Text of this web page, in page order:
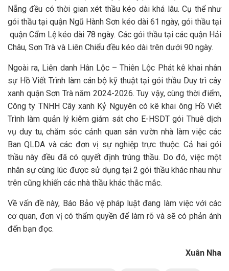
Nẵng đều có thời gian xét thầu kéo dài khá lâu. Cụ thể như
gói thầu tại quận Ngũ Hành Sơn kéo dài 61 ngày, gói thầu tại
quận Cẩm Lệ kéo dài 78 ngày. Các gói thầu tại các quận Hải
Châu, Sơn Trà và Liên Chiểu đều kéo dài trên dưới 90 ngày.
Ngoài ra, Liên danh Hân Lộc – Thiên Lộc Phát kê khai nhân
sự Hồ Viết Trình làm cán bộ kỹ thuật tại gói thầu Duy trì cây
xanh quận Sơn Trà năm 2024-2026. Tuy vậy, cùng thời điểm,
Công ty TNHH Cây xanh Kỷ Nguyên có kê khai ông Hồ Viết
Trình làm quản lý kiêm giám sát cho E-HSDT gói Thuê dịch
vụ duy tu, chăm sóc cảnh quan sân vườn nhà làm việc các
Ban QLDA và các đơn vị sự nghiệp trực thuộc. Cả hai gói
thầu này đều đã có quyết định trúng thầu. Do đó, việc một
nhân sự cùng lúc được sử dụng tại 2 gói thầu khác nhau như
trên cũng khiến các nhà thầu khác thắc mắc.
Về vấn đề này, Báo Bảo vệ pháp luật đang làm việc với các
cơ quan, đơn vị có thẩm quyền để làm rõ và sẽ có phản ánh
đến bạn đọc.
Xuân Nha